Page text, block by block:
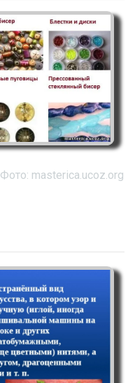
Фото: masterica.ucoz.org